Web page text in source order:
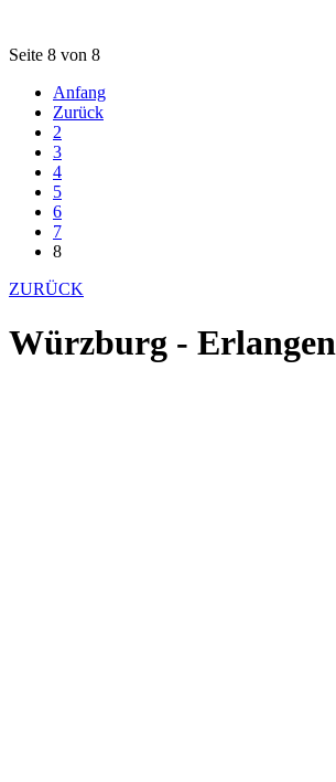
Seite 8 von 8
Anfang
Zurück
2
3
4
5
6
7
8
ZURÜCK
Würzburg - Erlangen